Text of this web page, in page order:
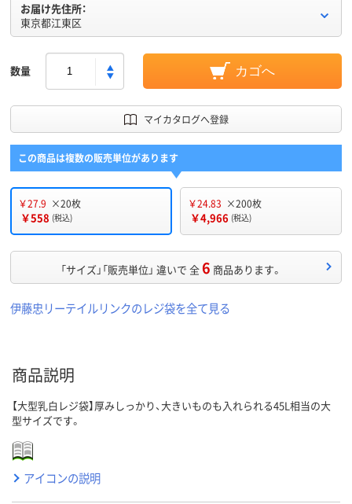
お届け先住所：
東京都江東区
数量 カゴへ
マイカタログへ登録
この商品は複数の販売単位があります
￥27.9 ×20枚
￥558 (税込)
￥24.83 ×200枚
￥4,966 (税込)
「サイズ」「販売単位」 違いで 全6 商品あります。
伊藤忠リーテイルリンクのレジ袋を全て見る
商品説明
【大型乳白レジ袋】厚みしっかり、大きいものも入れられる45L相当の大
型サイズです。
アイコンの説明